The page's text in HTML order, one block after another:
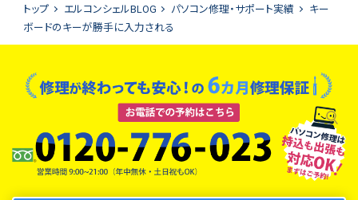
トップ エルコンシェルBLOG パソコン修理・サポート実績
キー
ボードのキーが勝手に入力される